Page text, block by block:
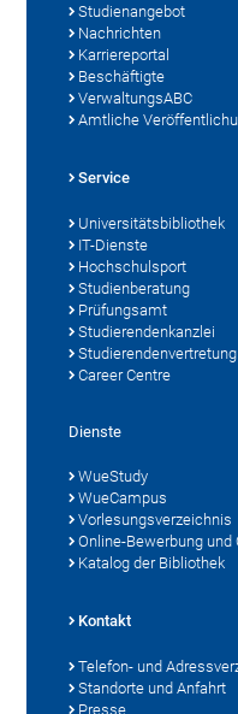
Studienangebot
Nachrichten
Karriereportal
Beschäftigte
VerwaltungsABC
Amtliche
Service
Universitätsbibliothek
IT-Dienste
Hochschulsport
Studienberatung
Prüfungsamt
Studierendenkanzlei
Studierendenvertretung
Career Centre
Dienste
WueStudy
WueCampus
Vorlesungsverzeichnis
Online-Bewerbung
Katalog der Bibliothek
Kontakt
Telefon- und
Standorte und Anfahrt
Presse